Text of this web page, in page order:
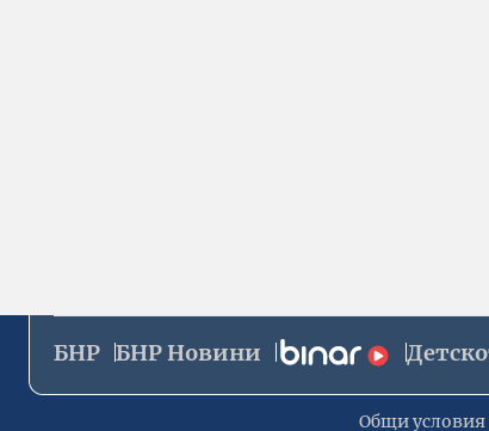
БНР БНР Новини
Общи условия